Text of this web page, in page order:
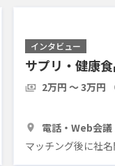
インタビュー
サプリ・健康
2万円 〜 3万円
電話・Web会議
マッチング後に社名